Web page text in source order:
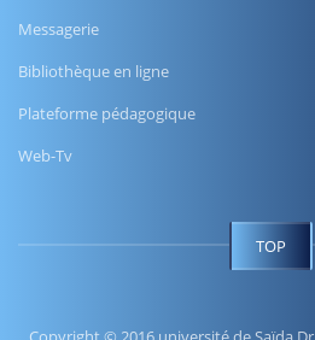
Messagerie
Bibliothèque en ligne
Plateforme pédagogique
Web-Tv
TOP